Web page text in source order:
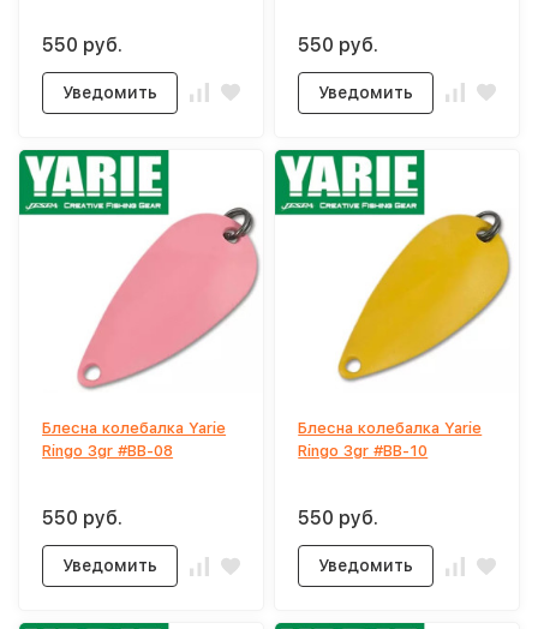
550 руб.
Уведомить
550 руб.
Уведомить
Блесна колебалка Yarie
Ringo 3gr #BB-08
550 руб.
Уведомить
Блесна колебалка Yarie
Ringo 3gr #BB-10
550 руб.
Уведомить